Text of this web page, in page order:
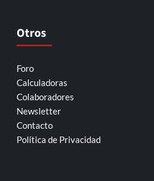
Otros
Foro
Calculadoras
Colaboradores
Newsletter
Contacto
Política de Privacidad